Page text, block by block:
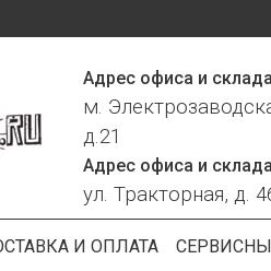
Адрес офиса и
м.
д.21
Адрес офиса и
ул. Тракторная, д.
И ОПЛАТА